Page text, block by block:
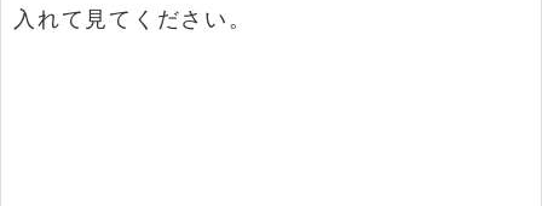
入れて見てください。